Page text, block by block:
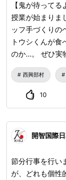
【鬼が待って
授業が始まりました。 木夢の館内装飾も
ッフ手づくりの
トウシくんが
のか…。 ぜひ実物を見にいらしてくださいー！ ＊＊＊＊＊
【現在ウッディ
美術館 木夢(こ
手づくり木のおも
3才児から小学
0158-87-2600 #西興部村 #北海道 #木夢 #鬼 #節分 #恵方巻
西興部村
10
節分行事を行い
が、どれも個性